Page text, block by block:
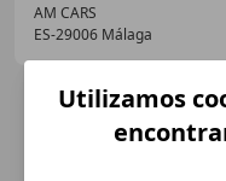
AM CARS
ES-29006 Málaga
Utilizamos